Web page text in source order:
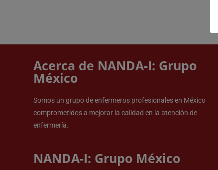
Acerca de NANDA-I: Grupo
México
Somos un grupo de enfermeros profesionales en México
comprometidos a mejorar la calidad en la atención de
enfermería.
NANDA-I: Grupo México